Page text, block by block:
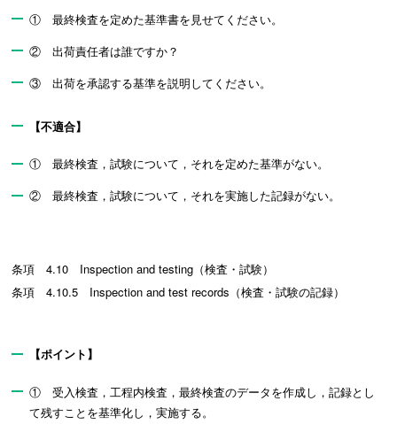
① 最終検査を定めた基準書を見せてください。
② 出荷責任者は誰ですか？
③ 出荷を承認する基準を説明してください。
【不適合】
① 最終検査，試験について，それを定めた基準がない。
② 最終検査，試験について，それを実施した記録がない。
条項 4.10 Inspection and testing（検査・試験）
条項 4.10.5 Inspection and test records（検査・試験の記録）
【ポイント】
① 受入検査，工程内検査，最終検査のデータを作成し，記録とし
て残すことを基準化し，実施する。